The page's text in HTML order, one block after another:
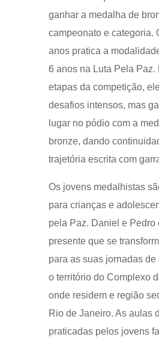
ganhar a medalha de
campeonato e categoria.
anos pratica a
6 anos na Luta Pela Paz.
etapas da competição,
desafios intensos, mas
lugar no pódio com a
bronze, dando
trajetória escrita com
Os jovens medalhistas
para crianças e
pela Paz. Daniel e Pedro
presente que se
para as suas jornadas de
o território do Complexo
onde residem e região
Rio de Janeiro. As aulas
praticadas pelos jovens